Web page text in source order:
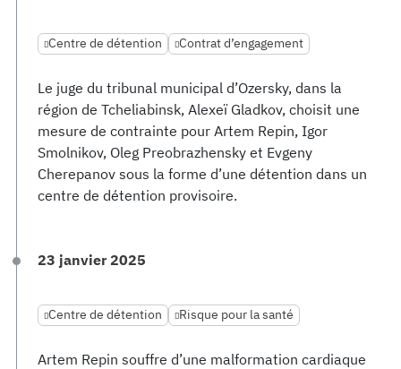
Centre de détention Contrat d’engagement
Le juge du tribunal municipal d’Ozersky, dans la
région de Tcheliabinsk, Alexeï Gladkov, choisit une
mesure de contrainte pour Artem Repin, Igor
Smolnikov, Oleg Preobrazhensky et Evgeny
Cherepanov sous la forme d’une détention dans un
centre de détention provisoire.
23 janvier 2025
Centre de détention Risque pour la santé
Artem Repin souffre d’une malformation cardiaque